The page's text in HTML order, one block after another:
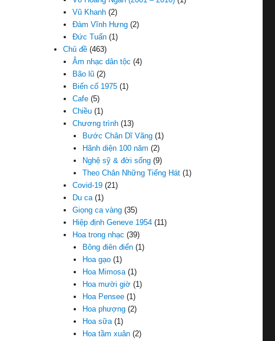
Vũ Khanh (2)
Đàm Vĩnh Hưng (2)
Đức Tuấn (1)
Chủ đề (463)
Âm nhạc dân tộc (4)
Bão lũ (2)
Biến cố 1975 (1)
Cafe (5)
Chiều (1)
Chương trình (13)
Bước Chân Dĩ Vãng(1)
Hãnh diện 100 năm (2)
Nghệ sỹ & đời sống(9)
Theo Chân Những Tiếng Hát(1)
Covid-19 (21)
Du ca(1)
Giọng ca vàng (35)
Hiệp định Geneve 1954 (11)
Hoa trong nhạc (39)
Bông điên điển(1)
Hoa gạo(1)
Hoa Mimosa(1)
Hoa mười giờ(1)
Hoa Pensee(1)
Hoa phượng(2)
Hoa sữa(1)
Hoa tầm xuân(2)